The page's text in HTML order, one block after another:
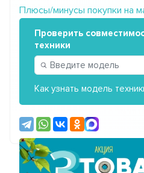
Плюсы/минусы покупки на
Проверить
техники
Как узнать модель